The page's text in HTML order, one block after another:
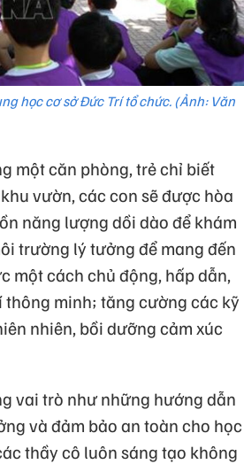
học cơ sở Đức Trí tổ chức. (Ảnh: Văn
một căn phòng, trẻ chỉ biết
vườn, các con sẽ được hòa
năng lượng dồi dào để khám
trường lý tưởng để mang đến
một cách chủ động, hấp dẫn,
minh; tăng cường các kỹ
nhiên, bồi dưỡng cảm xúc
vai trò như những hướng dẫn
và đảm bảo an toàn cho học
thầy cô luôn sáng tạo không